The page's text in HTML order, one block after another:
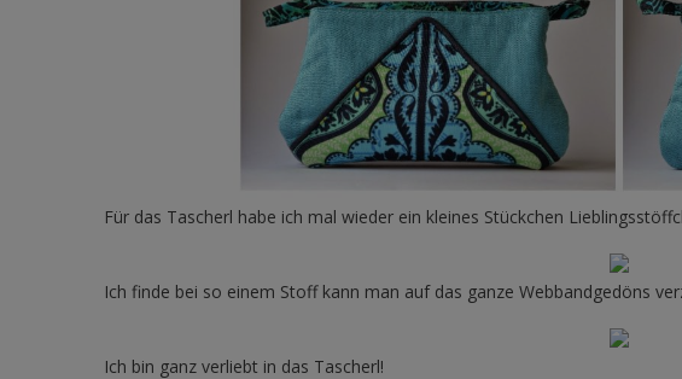
Für das Tascherl habe ich mal wieder ein kleines Stückchen
Ich finde bei so einem Stoff kann man auf das ganze Webbandgedöns
Ich bin ganz verliebt in das Tascherl!